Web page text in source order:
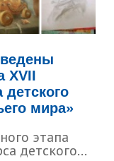
XVII
мира»
этапа
детского...